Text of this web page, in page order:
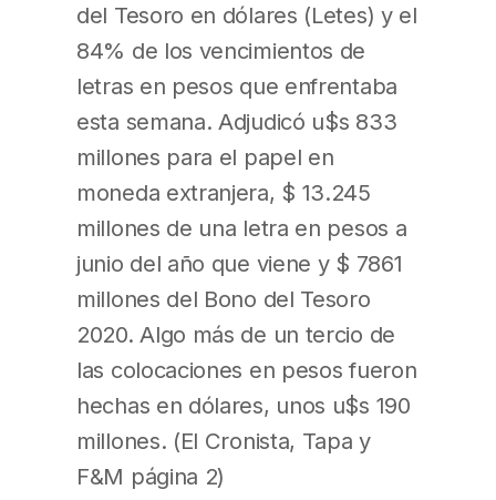
del Tesoro en dólares (Letes) y el
84% de los vencimientos de
letras en pesos que enfrentaba
esta semana. Adjudicó u$s 833
millones para el papel en
moneda extranjera, $ 13.245
millones de una letra en pesos a
junio del año que viene y $ 7861
millones del Bono del Tesoro
2020. Algo más de un tercio de
las colocaciones en pesos fueron
hechas en dólares, unos u$s 190
millones. (El Cronista, Tapa y
F&M página 2)